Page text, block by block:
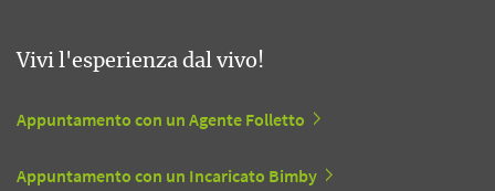
Vivi l'esperienza dal vivo!
Appuntamento con un Agente Folletto
Appuntamento con un Incaricato Bimby